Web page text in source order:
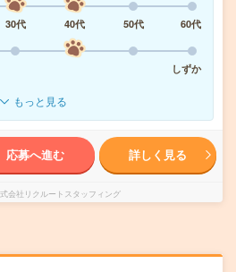
30代 40代 50代
60代
しずか
もっと見る
応募へ進む 詳しく見る
会社リクルートスタッフィング